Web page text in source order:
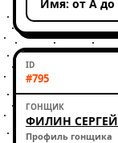
#795
ФИЛИН СЕРГЕЙ
Профиль гонщика